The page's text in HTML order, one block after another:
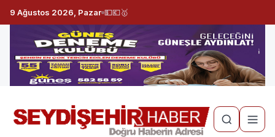
9 Ağustos 2026, Pazar 💵💶🥇